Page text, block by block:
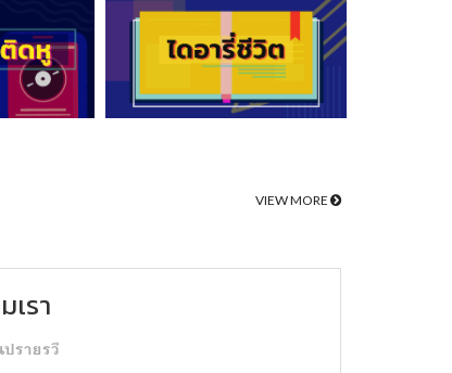
VIEW MORE
เรา
ปรายรวี